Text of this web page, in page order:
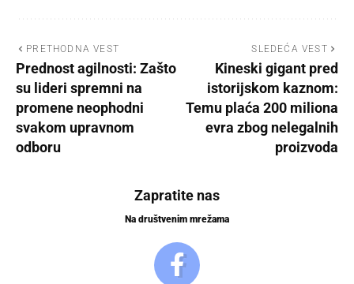
PRETHODNA VEST
Prednost agilnosti: Zašto
su lideri spremni na
promene neophodni
svakom upravnom
odboru
SLEDEĆA VEST
Kineski gigant pred
istorijskom kaznom:
Temu plaća 200 miliona
evra zbog nelegalnih
proizvoda
Zapratite nas
Na društvenim mrežama